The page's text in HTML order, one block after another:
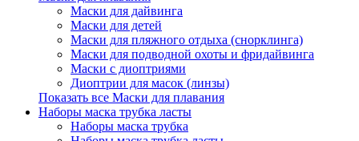
Маски для дайвинга
Маски для детей
Маски для пляжного отдыха (снорклинга)
Маски для подводной охоты и фридайвинга
Маски с диоптриями
Диоптрии для масок (линзы)
Показать все Маски для плавания
Наборы маска трубка ласты
Наборы маска трубка